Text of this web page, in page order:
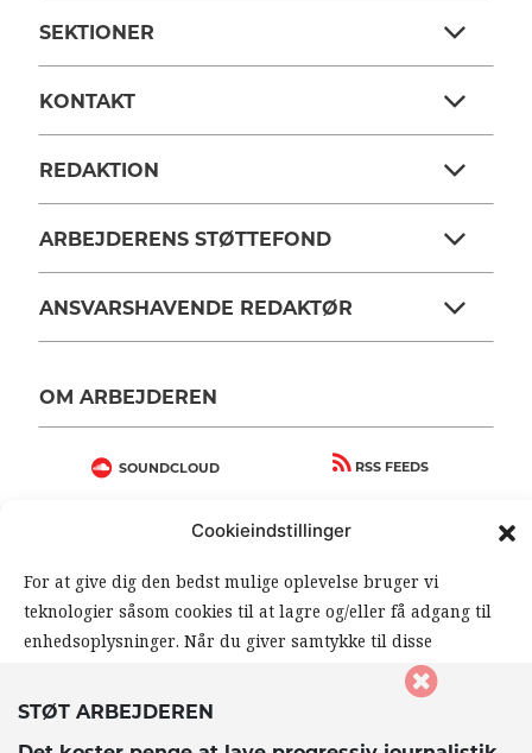
Cookieindstillinger
For at give dig den bedst mulige oplevelse bruger vi
teknologier såsom cookies til at lagre og/eller få adgang til
enhedsoplysninger. Når du giver samtykke til disse
teknologier, giver du os mulighed for at behandle data såsom
din browseradfærd eller unikke ID’er på dette website. Hvis
STØT ARBEJDEREN
SEKTIONER
KONTAKT
REDAKTION
ARBEJDERENS STØTTEFOND
ANSVARSHAVENDE REDAKTØR
OM ARBEJDEREN
SOUNDCLOUD RSS FEEDS
FØLG ARBEJDEREN
| |